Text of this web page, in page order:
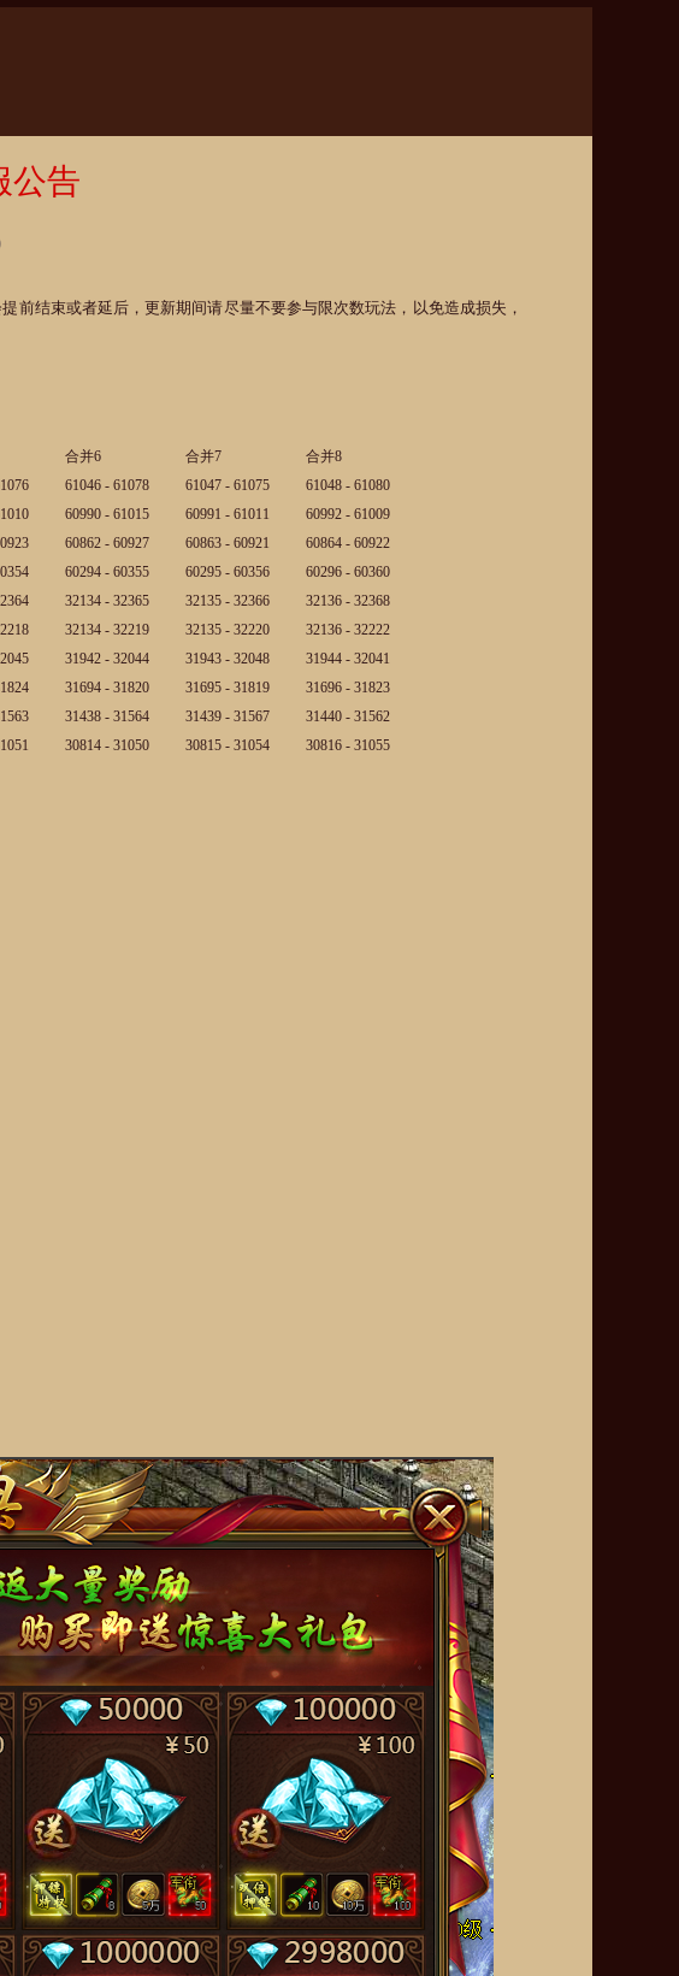
公告
前结束或者延后，更新期间请尽量不要参与限次数玩法，以免造成损失，
合并6 合并7 合并8
61046 - 61078 61047 - 61075
61048 - 61080
60990 - 61015 60991 - 61011
60992 - 61009
60862 - 60927 60863 - 60921
60864 - 60922
60294 - 60355 60295 - 60356
60296 - 60360
32134 - 32365 32135 - 32366
32136 - 32368
32134 - 32219 32135 - 32220
32136 - 32222
31942 - 32044 31943 - 32048
31944 - 32041
31694 - 31820 31695 - 31819
31696 - 31823
31438 - 31564 31439 - 31567
31440 - 31562
30814 - 31050 30815 - 31054 30816 - 31055